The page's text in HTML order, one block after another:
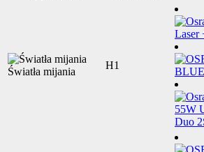
Światła mijania
H1